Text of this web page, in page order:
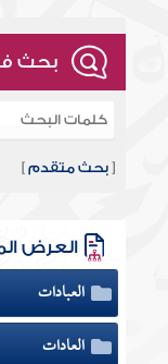
بحث
[بحث متقدم ]
العرض
العبادات
العادات